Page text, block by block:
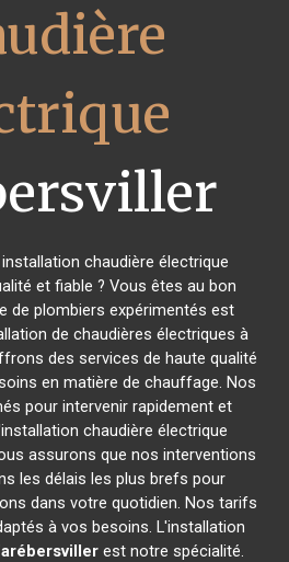
chaudière électrique
et fiable ? Vous êtes au bon
de plombiers expérimentés est
de chaudières électriques à
des services de haute qualité
en matière de chauffage. Nos
pour intervenir rapidement et
chaudière électrique
assurons que nos interventions
les délais les plus brefs pour
dans votre quotidien. Nos tarifs
à vos besoins. L'installation
est notre spécialité.